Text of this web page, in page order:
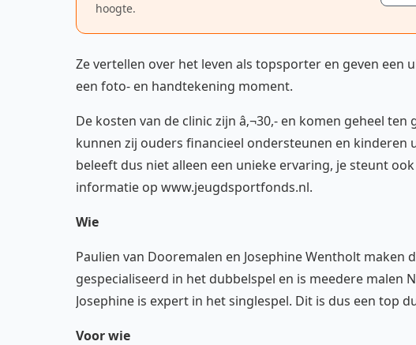
hoogte.
Ze vertellen over het leven als topsporter en geven
een foto- en handtekening moment.
De kosten van de clinic zijn â‚¬30,- en komen geheel
kunnen zij ouders financieel ondersteunen en kinderen
beleeft dus niet alleen een unieke ervaring, je steunt
informatie op www.jeugdsportfonds.nl.
Wie
Paulien van Dooremalen en Josephine Wentholt maken
gespecialiseerd in het dubbelspel en is meedere malen
Josephine is expert in het singlespel. Dit is dus een top
Voor wie